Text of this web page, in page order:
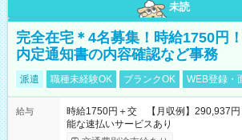
未読
完全在宅＊4名募集！時給1750円
内定通知書の内容確認など事務
派遣 職種未経験OK ブランクOK WEB登録・
給与
時給1750円＋交 【月収例】290,937
能な速払いサービスあり